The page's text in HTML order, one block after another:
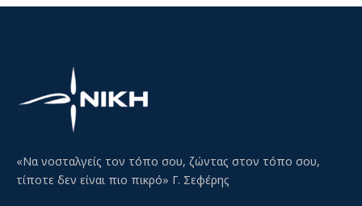
«Να νοσταλγείς τον τόπο σου, ζώντας στον τόπο σου,
τίποτε δεν είναι πιο πικρό» Γ. Σεφέρης